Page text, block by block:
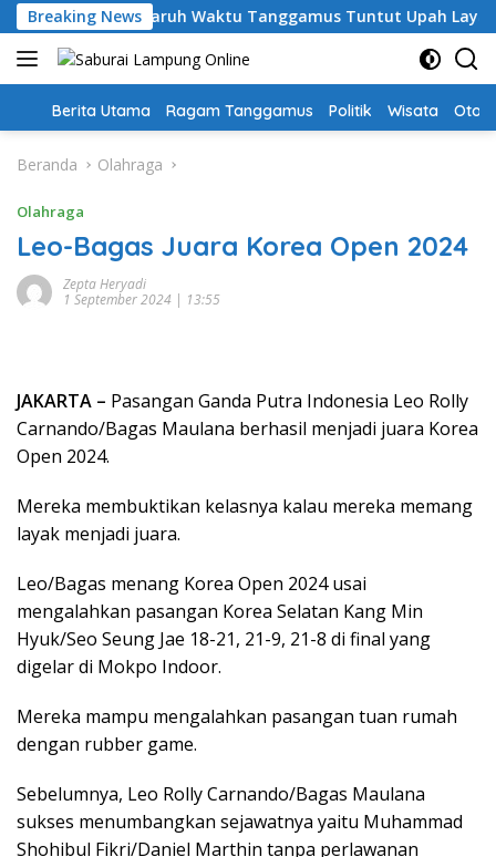
Langsung
ke
konten
Breaking News
Guru PPPK Paruh Waktu Tanggamus Tuntut Upah Layak
Home
Berita Utama Ragam Tanggamus Politik Wisata Oto
Beranda Olahraga
Olahraga
Leo-Bagas Juara Korea Open 2024
Zepta Heryadi
1 September 2024 | 13:55
JAKARTA – Pasangan Ganda Putra Indonesia Leo Rolly
Carnando/Bagas Maulana berhasil menjadi juara Korea
Open 2024.
Mereka membuktikan kelasnya kalau mereka memang
layak menjadi juara.
Leo/Bagas menang Korea Open 2024 usai
mengalahkan pasangan Korea Selatan Kang Min
Hyuk/Seo Seung Jae 18-21, 21-9, 21-8 di final yang
digelar di Mokpo Indoor.
Mereka mampu mengalahkan pasangan tuan rumah
dengan rubber game.
Sebelumnya, Leo Rolly Carnando/Bagas Maulana
sukses menumbangkan sejawatnya yaitu Muhammad
Shohibul Fikri/Daniel Marthin tanpa perlawanan